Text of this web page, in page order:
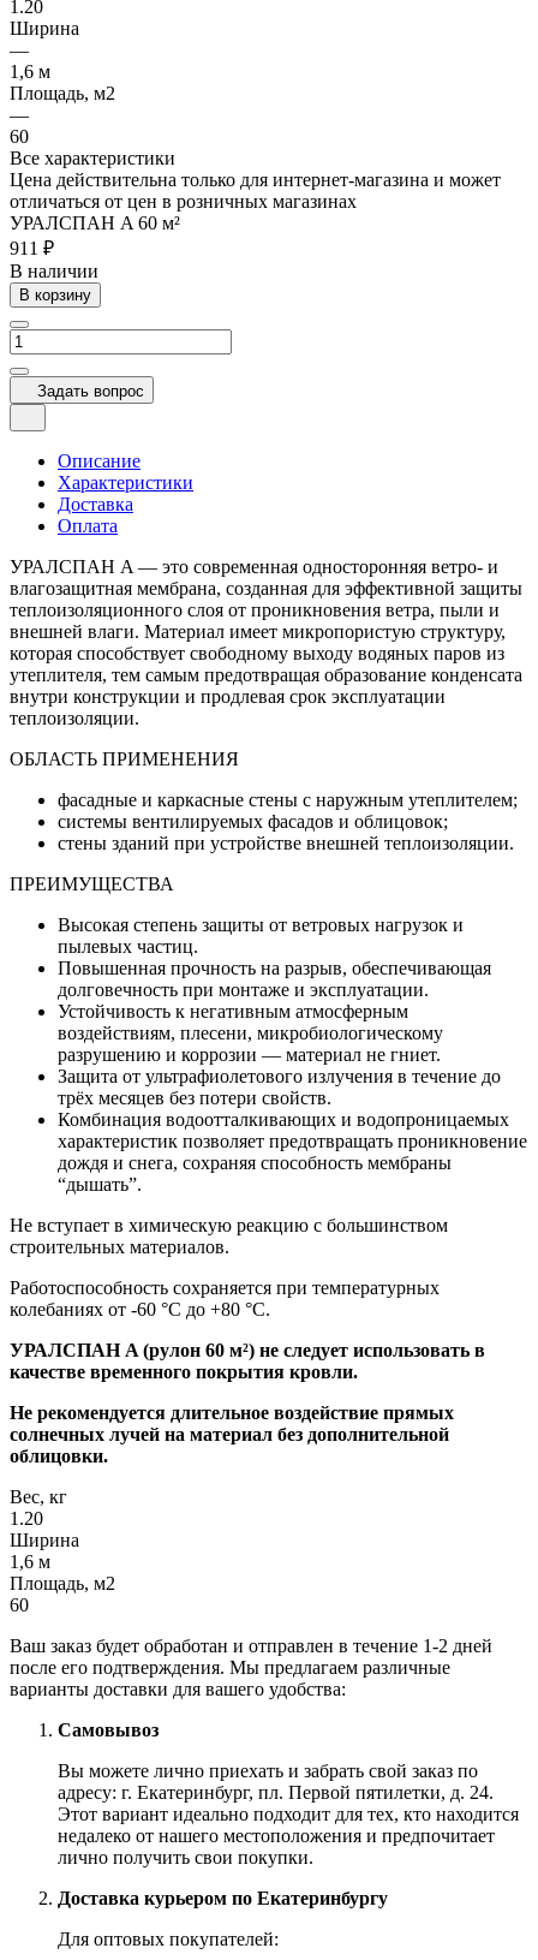
1.20
Ширина
—
1,6 м
Площадь, м2
—
60
Все характеристики
Цена действительна только для интернет-магазина и может
отличаться от цен в розничных магазинах
УРАЛСПАН A 60 м²
911 ₽
В наличии
В корзину
Задать вопрос
Описание
Характеристики
Доставка
Оплата
УРАЛСПАН A — это современная односторонняя ветро- и
влагозащитная мембрана, созданная для эффективной защиты
теплоизоляционного слоя от проникновения ветра, пыли и
внешней влаги. Материал имеет микропористую структуру,
которая способствует свободному выходу водяных паров из
утеплителя, тем самым предотвращая образование конденсата
внутри конструкции и продлевая срок эксплуатации
теплоизоляции.
ОБЛАСТЬ ПРИМЕНЕНИЯ
фасадные и каркасные стены с наружным утеплителем;
системы вентилируемых фасадов и облицовок;
cтены зданий при устройстве внешней теплоизоляции.
ПРЕИМУЩЕСТВА
Высокая степень защиты от ветровых нагрузок и
пылевых частиц.
Повышенная прочность на разрыв, обеспечивающая
долговечность при монтаже и эксплуатации.
Устойчивость к негативным атмосферным
воздействиям, плесени, микробиологическому
разрушению и коррозии — материал не гниет.
Защита от ультрафиолетового излучения в течение до
трёх месяцев без потери свойств.
Комбинация водоотталкивающих и водопроницаемых
характеристик позволяет предотвращать проникновение
дождя и снега, сохраняя способность мембраны
“дышать”.
Не вступает в химическую реакцию с большинством
строительных материалов.
Работоспособность сохраняется при температурных
колебаниях от -60 °С до +80 °С.
УРАЛСПАН A (рулон 60 м²) не следует использовать в
качестве временного покрытия кровли.
Не рекомендуется длительное воздействие прямых
солнечных лучей на материал без дополнительной
облицовки.
Вес, кг
1.20
Ширина
1,6 м
Площадь, м2
60
Ваш заказ будет обработан и отправлен в течение 1-2 дней
после его подтверждения. Мы предлагаем различные
варианты доставки для вашего удобства:
Самовывоз
Вы можете лично приехать и забрать свой заказ по
адресу: г. Екатеринбург, пл. Первой пятилетки, д. 24.
Этот вариант идеально подходит для тех, кто находится
недалеко от нашего местоположения и предпочитает
лично получить свои покупки.
Доставка курьером по Екатеринбургу
Для оптовых покупателей: